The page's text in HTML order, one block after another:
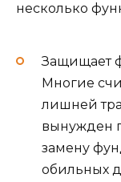
несколько
Защищает
Многие
лишней
вынужден
замену
обильных